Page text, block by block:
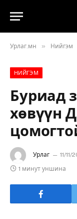
Урлаг.мн » Нийгэм
НИЙГЭМ
Буриад
хөвүүн
Урлаг 11/11/
1 минут уншина